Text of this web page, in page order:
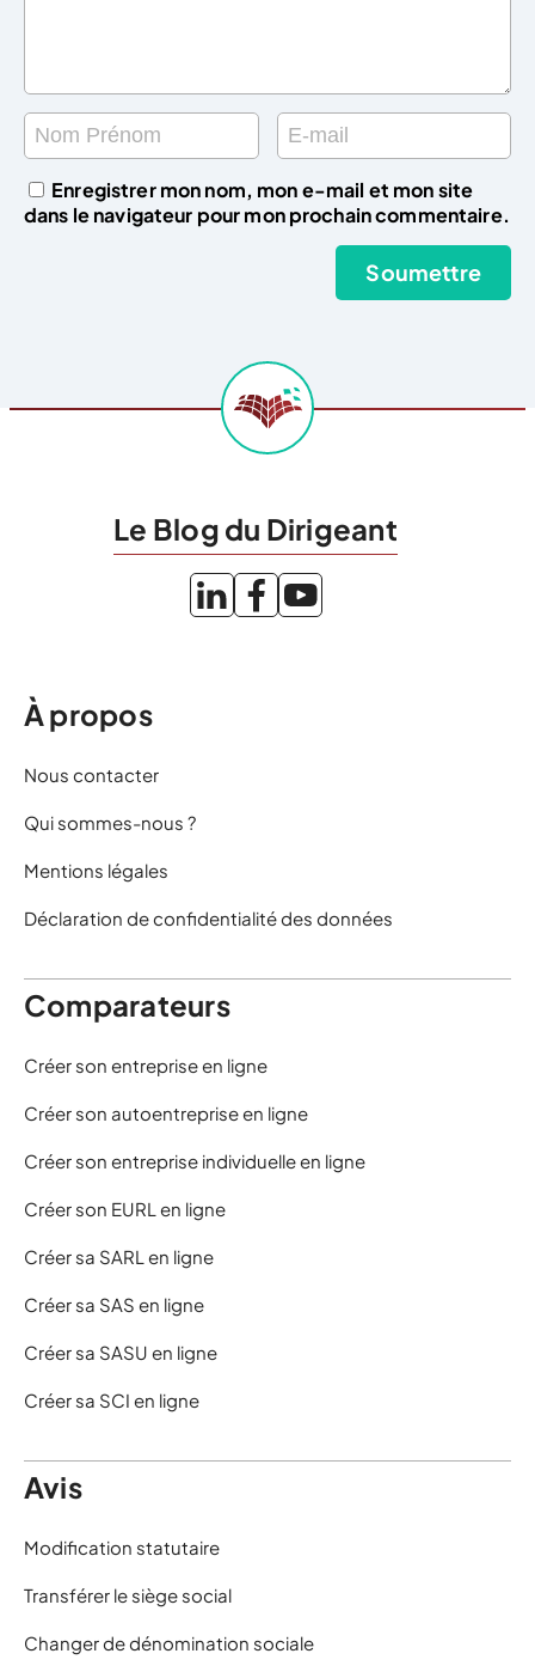
Enregistrer mon nom, mon e-mail et mon site
dans le navigateur pour mon prochain commentaire.
Le Blog du Dirigeant
À propos
Nous contacter
Qui sommes-nous ?
Mentions légales
Déclaration de confidentialité des données
Comparateurs
Créer son entreprise en ligne
Créer son autoentreprise en ligne
Créer son entreprise individuelle en ligne
Créer son EURL en ligne
Créer sa SARL en ligne
Créer sa SAS en ligne
Créer sa SASU en ligne
Créer sa SCI en ligne
Avis
Modification statutaire
Transférer le siège social
Changer de dénomination sociale